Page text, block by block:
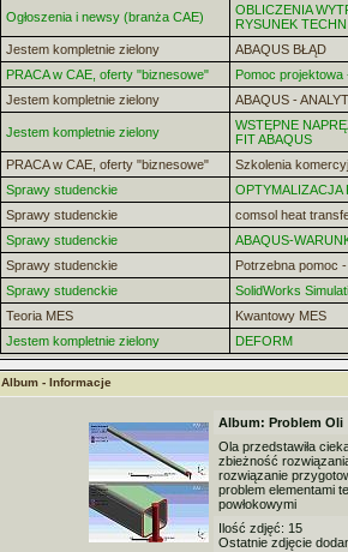
Ogłoszenia i newsy (branża CAE)
OBLICZENIA
RYSUNEK
Jestem kompletnie zielony
ABAQUS BŁĄD
PRACA w CAE, oferty "biznesowe"
Pomoc projektowa
Jestem kompletnie zielony
ABAQUS -
Jestem kompletnie zielony
WSTĘPNE
FIT ABAQUS
PRACA w CAE, oferty "biznesowe"
Szkolenia
Sprawy studenckie
OPTYMALIZACJA
Sprawy studenckie
comsol heat
Sprawy studenckie
ABAQUS-
Sprawy studenckie
Potrzebna pomoc
Sprawy studenckie
SolidWorks
Teoria MES
Kwantowy MES
Jestem kompletnie zielony
DEFORM
Album - Informacje
Album: Problem Oli
Ola przedstawiła
zbieżność
rozwiązanie
problem elementami
powłokowymi
Ilość zdjęć: 15
Ostatnie zdjęcie